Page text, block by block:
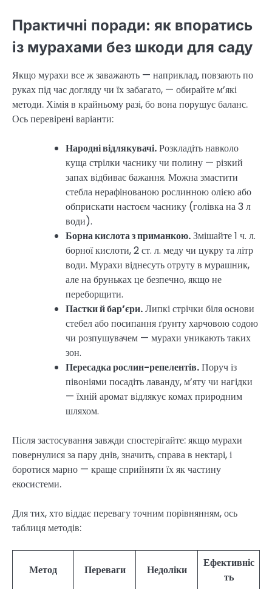
Практичні поради: як впоратись
із мурахами без шкоди для саду
Якщо мурахи все ж заважають — наприклад, повзають по
руках під час догляду чи їх забагато, — обирайте м’які
методи. Хімія в крайньому разі, бо вона порушує баланс.
Ось перевірені варіанти:
Народні відлякувачі.Розкладіть навколо
куща стрілки часнику чи полину — різкий
запах відбиває бажання. Можна змастити
стебла нерафінованою рослинною олією або
обприскати настоєм часнику (голівка на 3 л
води).
Борна кислота з приманкою.Змішайте 1 ч. л.
борної кислоти, 2 ст. л. меду чи цукру та літр
води. Мурахи віднесуть отруту в мурашник,
але на бруньках це безпечно, якщо не
переборщити.
Пастки й бар’єри.Липкі стрічки біля основи
стебел або посипання ґрунту харчовою содою
чи розпушувачем — мурахи уникають таких
зон.
Пересадка рослин-репелентів.Поруч із
півоніями посадіть лаванду, м’яту чи нагідки
— їхній аромат відлякує комах природним
шляхом.
Після застосування завжди спостерігайте: якщо мурахи
повернулися за пару днів, значить, справа в нектарі, і
боротися марно — краще сприйняти їх як частину
екосистеми.
Для тих, хто віддає перевагу точним порівнянням, ось
таблиця методів:
Метод Переваги Недоліки
Ефективніс
ть